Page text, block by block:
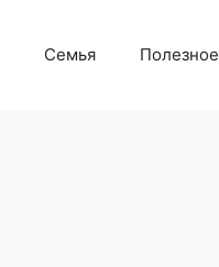
Семья Полезное